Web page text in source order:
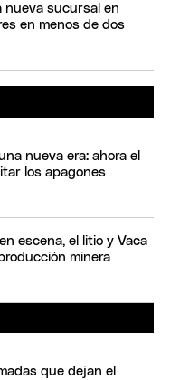
nueva sucursal en
en menos de dos
nueva era: ahora el
los apagones
escena, el litio y Vaca
minera
que dejan el